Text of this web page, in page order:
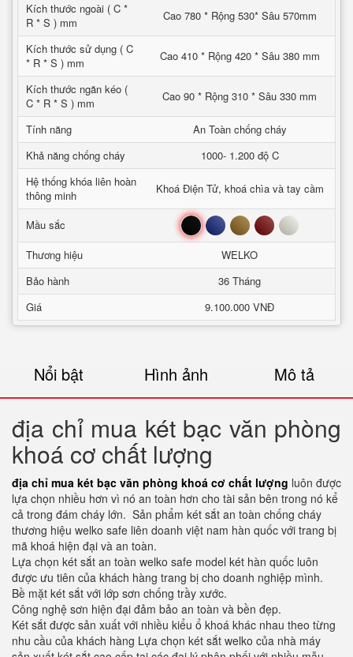
Kích thước ngoài ( C *
R * S ) mm
Cao 780 * Rộng 530* Sâu 570mm
Kích thước sử dụng ( C
* R * S ) mm
Cao 410 * Rộng 420 * Sâu 380 mm
Kích thước ngăn kéo (
C * R * S ) mm
Cao 90 * Rộng 310 * Sâu 330 mm
Tính năng
An Toàn chống cháy
Khả năng chống cháy
1000- 1.200 độ C
Hệ thống khóa liên hoàn
thông minh
Khoá Điện Tử, khoá chìa và tay cầm
Mầu sắc Đen Xanh Nâu Đỏ Trắng
Thương hiệu
WELKO
Bảo hành
36 Tháng
Giá
9.100.000 VNĐ
Nổi bật Hình ảnh Mô tả
địa chỉ mua két bạc văn phòng
khoá cơ chất lượng
địa chỉ mua két bạc văn phòng khoá cơ chất lượng luôn được
lựa chọn nhiều hơn vì nó an toàn hơn cho tài sản bên trong nó kể
cả trong đám cháy lớn. Sản phẩm két sắt an toàn chống cháy
thương hiệu welko safe liên doanh việt nam hàn quốc với trang bị
mã khoá hiện đại và an toàn.
Lựa chọn két sắt an toàn welko safe model két hàn quốc luôn
được ưu tiên của khách hàng trang bị cho doanh nghiệp mình.
Bề mặt két sắt với lớp sơn chống trầy xước.
Công nghệ sơn hiện đại đảm bảo an toàn và bền đẹp.
Két sắt được sản xuất với nhiều kiểu ổ khoá khác nhau theo từng
nhu cầu của khách hàng Lựa chọn két sắt welko của nhà máy